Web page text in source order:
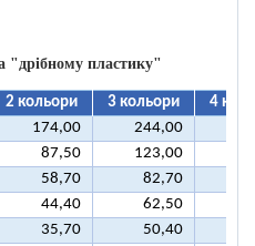
"дрібному пластику"
2 кольори 3 кольори
4
174,00 244,00
87,50 123,00
58,70 82,70
44,40 62,50
35,70 50,40